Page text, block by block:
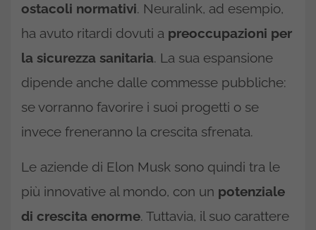
ostacoli normativi. Neuralink, ad esempio,
ha avuto ritardi dovuti a preoccupazioni per
la sicurezza sanitaria. La sua espansione
dipende anche dalle commesse pubbliche:
se vorranno favorire i suoi progetti o se
invece freneranno la crescita sfrenata.
Le aziende di Elon Musk sono quindi tra le
più innovative al mondo, con un potenziale
di crescita enorme. Tuttavia, il suo carattere